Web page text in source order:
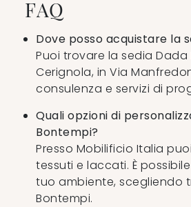
FAQ
Dove posso acquistare la
Puoi trovare la sedia
Cerignola, in Via
consulenza e servizi di
Quali opzioni di
Bontempi?
Presso Mobilificio Italia
tessuti e laccati. È
tuo ambiente, scegliendo
Bontempi.